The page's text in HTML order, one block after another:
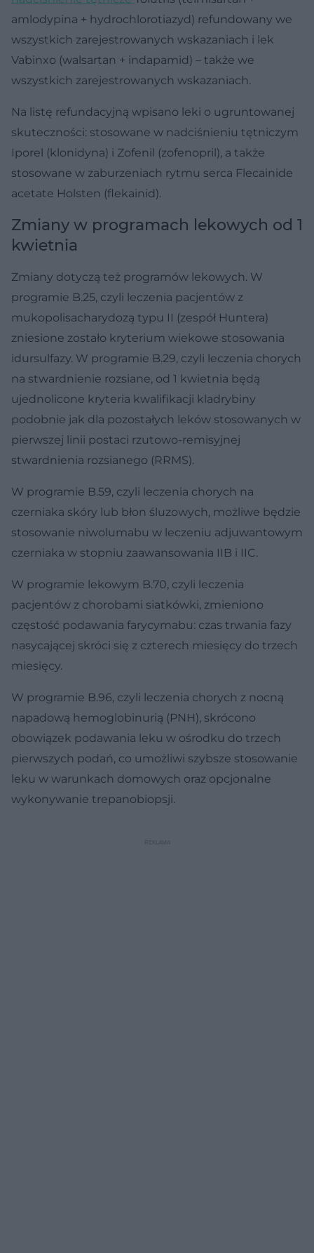
amlodypina + hydrochlorotiazyd) refundowany we
wszystkich zarejestrowanych wskazaniach i lek
Vabinxo (walsartan + indapamid) – także we
wszystkich zarejestrowanych wskazaniach.
Na listę refundacyjną wpisano leki o ugruntowanej
skuteczności: stosowane w nadciśnieniu tętniczym
Iporel (klonidyna) i Zofenil (zofenopril), a także
stosowane w zaburzeniach rytmu serca Flecainide
acetate Holsten (flekainid).
Zmiany w programach lekowych od 1
kwietnia
Zmiany dotyczą też programów lekowych. W
programie B.25, czyli leczenia pacjentów z
mukopolisacharydozą typu II (zespół Huntera)
zniesione zostało kryterium wiekowe stosowania
idursulfazy. W programie B.29, czyli leczenia chorych
na stwardnienie rozsiane, od 1 kwietnia będą
ujednolicone kryteria kwalifikacji kladrybiny
podobnie jak dla pozostałych leków stosowanych w
pierwszej linii postaci rzutowo-remisyjnej
stwardnienia rozsianego (RRMS).
W programie B.59, czyli leczenia chorych na
czerniaka skóry lub błon śluzowych, możliwe będzie
stosowanie niwolumabu w leczeniu adjuwantowym
czerniaka w stopniu zaawansowania IIB i IIC.
W programie lekowym B.70, czyli leczenia
pacjentów z chorobami siatkówki, zmieniono
częstość podawania farycymabu: czas trwania fazy
nasycającej skróci się z czterech miesięcy do trzech
miesięcy.
W programie B.96, czyli leczenia chorych z nocną
napadową hemoglobinurią (PNH), skrócono
obowiązek podawania leku w ośrodku do trzech
pierwszych podań, co umożliwi szybsze stosowanie
leku w warunkach domowych oraz opcjonalne
wykonywanie trepanobiopsji.